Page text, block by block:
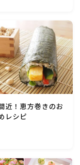
の他山菜料理
近！恵方巻きのお
レシピ